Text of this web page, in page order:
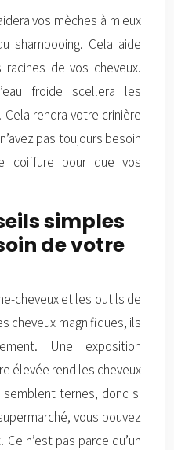
vos mèches à mieux
shampooing. Cela aide
de vos cheveux.
froide scellera les
rendra votre crinière
pas toujours besoin
coiffure pour que vos
simples
de votre
cheveux et les outils de
cheveux magnifiques, ils
Une exposition
élevée rend les cheveux
ternes, donc si
vous pouvez
n’est pas parce qu’un